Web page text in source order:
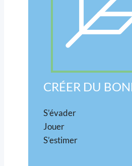
CRÉER DU
S’évader
Jouer
S’estimer